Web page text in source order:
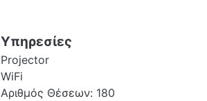
Υπηρεσίες
Projector
WiFi
Αριθμός Θέσεων: 180